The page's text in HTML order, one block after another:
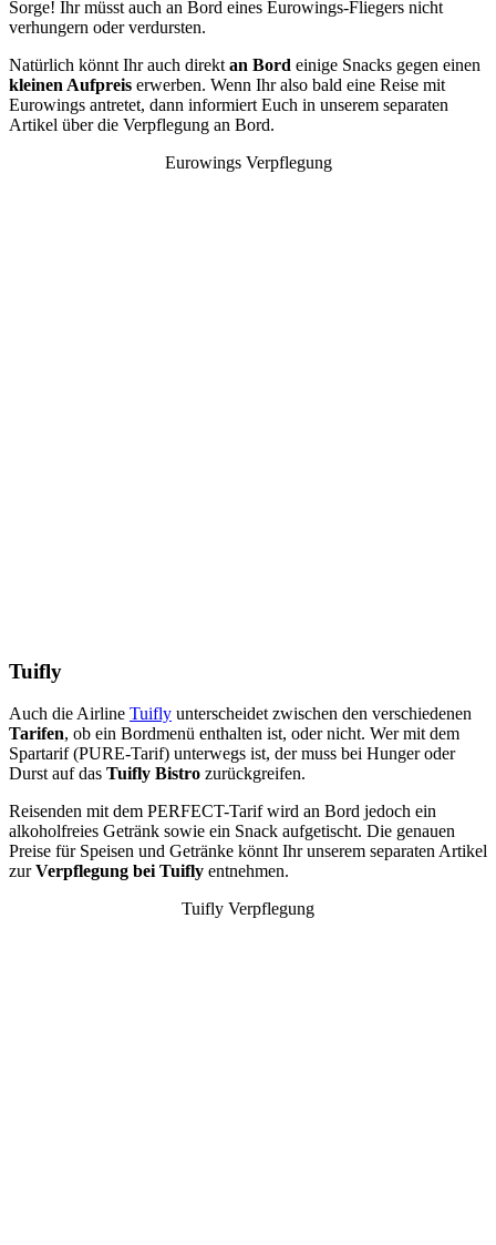
Sorge! Ihr müsst auch an Bord eines Eurowings-Fliegers nicht
verhungern oder verdursten.
Natürlich könnt Ihr auch direkt an Bord einige Snacks gegen einen
kleinen Aufpreis erwerben. Wenn Ihr also bald eine Reise mit
Eurowings antretet, dann informiert Euch in unserem separaten
Artikel über die Verpflegung an Bord.
Eurowings Verpflegung
Tuifly
Auch die Airline Tuifly unterscheidet zwischen den verschiedenen
Tarifen, ob ein Bordmenü enthalten ist, oder nicht. Wer mit dem
Spartarif (PURE-Tarif) unterwegs ist, der muss bei Hunger oder
Durst auf das Tuifly Bistro zurückgreifen.
Reisenden mit dem PERFECT-Tarif wird an Bord jedoch ein
alkoholfreies Getränk sowie ein Snack aufgetischt. Die genauen
Preise für Speisen und Getränke könnt Ihr unserem separaten Artikel
zurVerpflegung bei Tuifly entnehmen.
Tuifly Verpflegung